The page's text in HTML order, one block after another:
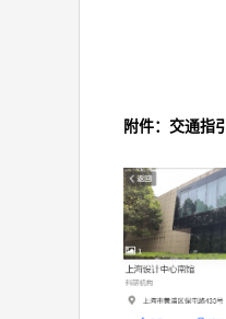
附件：交通指引